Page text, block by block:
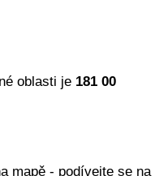
oblasti je 181 00
mapě- podívejte se na